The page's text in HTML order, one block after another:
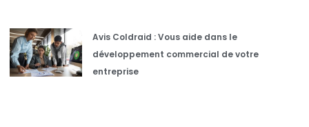
Avis Coldraid : Vous aide dans le
développement commercial de votre
entreprise